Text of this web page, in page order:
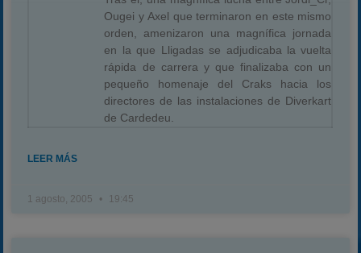
Ougei y Axel que terminaron en este mismo
orden, amenizaron una magnífica jornada
en la que Lligadas se adjudicaba la vuelta
rápida de carrera y que finalizaba con un
pequeño homenaje del Craks hacia los
directores de las instalaciones de Diverkart
de Cardedeu.
LEER MÁS
1 agosto, 2005 19:45